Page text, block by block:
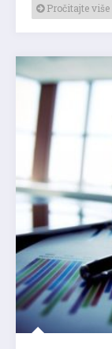
Pročitajte više